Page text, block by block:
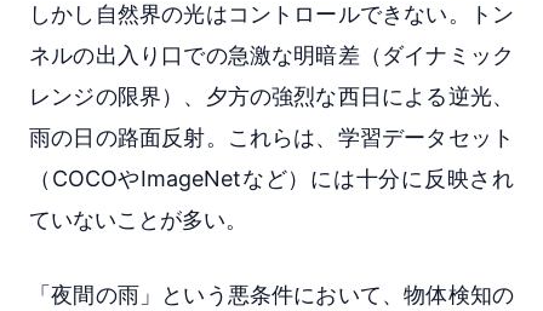
しかし自然界の光はコントロールできない。トン
ネルの出入り口での急激な明暗差（ダイナミック
レンジの限界）、夕方の強烈な西日による逆光、
雨の日の路面反射。これらは、学習データセット
（COCOやImageNetなど）には十分に反映され
ていないことが多い。
「夜間の雨」という悪条件において、物体検知の